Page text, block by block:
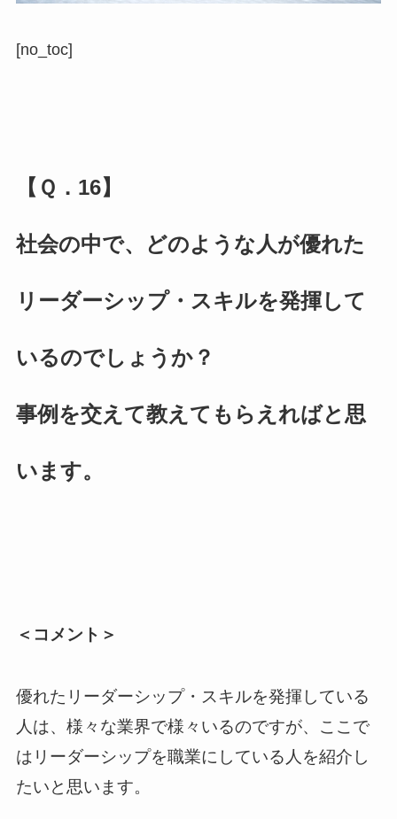
[no_toc]
【Ｑ．16】
社会の中で、どのような人が優れた
リーダーシップ・スキルを発揮して
いるのでしょうか？
事例を交えて教えてもらえればと思
います。
＜コメント＞
優れたリーダーシップ・スキルを発揮している
人は、様々な業界で様々いるのですが、ここで
はリーダーシップを職業にしている人を紹介し
たいと思います。